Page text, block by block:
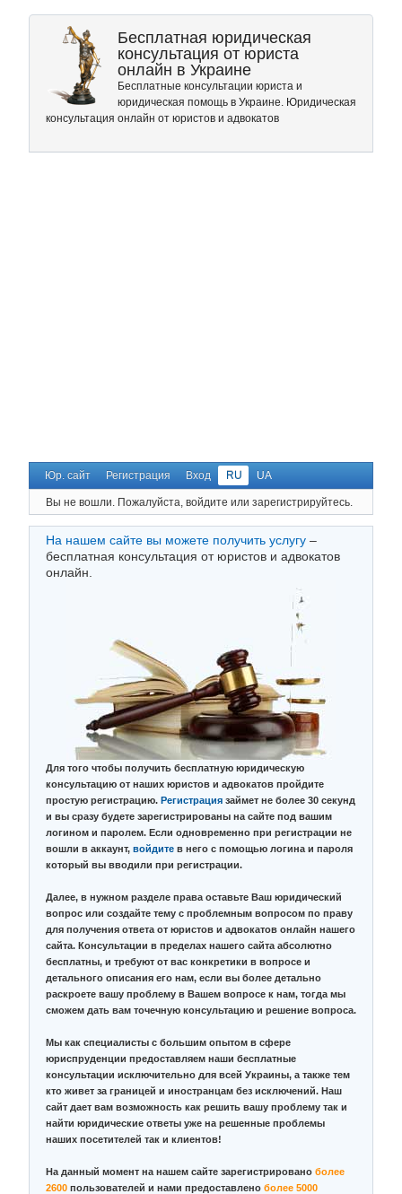
Бесплатная юридическая
консультация от юриста
онлайн в Украине
Бесплатные консультации юриста и
юридическая помощь в Украине. Юридическая
консультация онлайн от юристов и адвокатов
Юр. сайт Регистрация Вход RU UA
Вы не вошли. Пожалуйста, войдите или зарегистрируйтесь.
На нашем сайте вы можете получить услугу –
бесплатная консультация от юристов и адвокатов
онлайн.
Для того чтобы получить бесплатную юридическую
консультацию от наших юристов и адвокатов пройдите
простую регистрацию. Регистрация займет не более 30 секунд
и вы сразу будете зарегистрированы на сайте под вашим
логином и паролем. Если одновременно при регистрации не
вошли в аккаунт, войдите в него с помощью логина и пароля
который вы вводили при регистрации.
Далее, в нужном разделе права оставьте Ваш юридический
вопрос или создайте тему с проблемным вопросом по праву
для получения ответа от юристов и адвокатов онлайн нашего
сайта. Консультации в пределах нашего сайта абсолютно
бесплатны, и требуют от вас конкретики в вопросе и
детального описания его нам, если вы более детально
раскроете вашу проблему в Вашем вопросе к нам, тогда мы
сможем дать вам точечную консультацию и решение вопроса.
Мы как специалисты с большим опытом в сфере
юриспруденции предоставляем наши бесплатные
консультации исключительно для всей Украины, а также тем
кто живет за границей и иностранцам без исключений. Наш
сайт дает вам возможность как решить вашу проблему так и
найти юридические ответы уже на решенные проблемы
наших посетителей так и клиентов!
На данный момент на нашем сайте зарегистрировано более
2600 пользователей и нами предоставлено более 5000